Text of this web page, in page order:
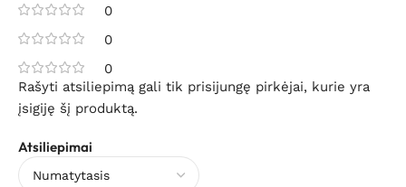
0
0
0
Atsiliepimai
Rašyti atsiliepimą gali tik prisijungę pirkėjai, kurie yra
įsigiję šį produktą.